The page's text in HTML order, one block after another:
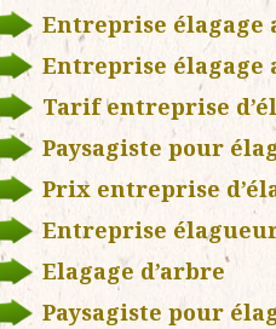
Entreprise élagage
Entreprise élagage
Tarif entreprise
Paysagiste pour
Prix entreprise
Entreprise
Elagage d’arbre
Paysagiste pour